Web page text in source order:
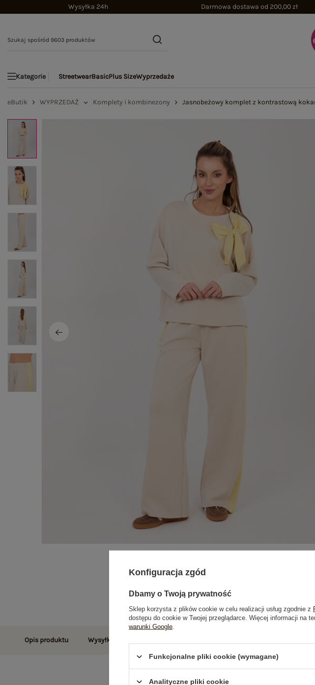
Wysyłka 24h Darmowa dostawa od 200,00 zł
Kategorie StreetwearBasicPlus SizeWyprzedaże
eButik WYPRZEDAŻ Komplety i kombinezony Jasnobeżowy komplet z kontrastową
Opis produktu Wysyłka i dostawa
Konfiguracja zgód
Dbamy o Twoją prywatność
Sklep korzysta z plików cookie w celu realizacji usług zgodnie z
dostępu do cookie w Twojej przeglądarce. Więcej informacji na
warunki Google
Funkcjonalne pliki cookie (wymagane)
Analityczne pliki cookie